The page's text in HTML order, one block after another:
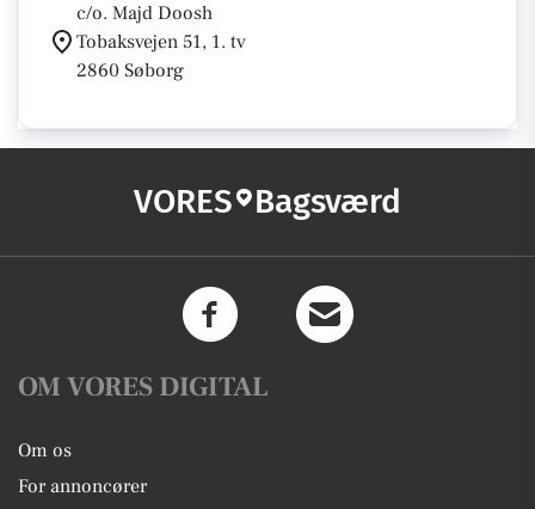
c/o. Majd Doosh
Tobaksvejen 51, 1. tv
2860 Søborg
VORES Bagsværd
OM VORES DIGITAL
Om os
For annoncører